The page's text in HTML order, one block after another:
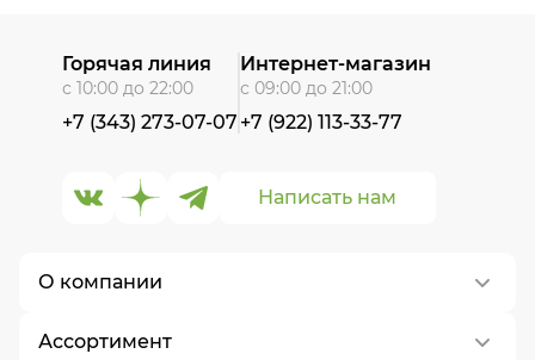
О компании
О нас
Ассортимент
Написать нам
Горячая линия
с 10:00 до 22:00
+7 (343) 273-07-07
Интернет-магазин
с 09:00 до 21:00
+7 (922) 113-33-77